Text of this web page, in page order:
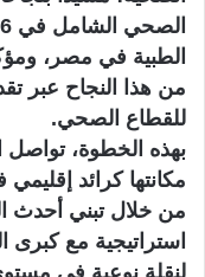
الطبية في مصر،
من هذا النجاح عبر
للقطاع الصحي.
بهذه الخطوة، تواصل
مكانتها كرائد
من خلال تبني أحدث
استراتيجية مع كبرى
لنقلة نوعية في